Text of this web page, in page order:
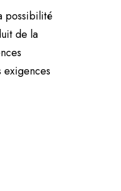
possibilité
de la
exigences